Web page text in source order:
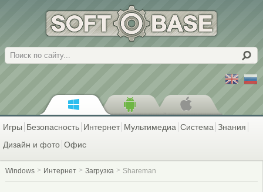
Поиск
Игры Безопасность Интернет Мультимедиа Система Знания
Дизайн и фото Офис
Windows Интернет Загрузка Shareman